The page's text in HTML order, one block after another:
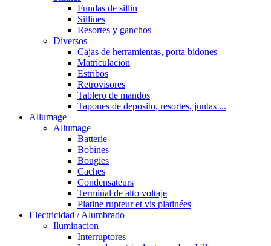
Fundas de sillin
Sillines
Resortes y ganchos
Diversos
Cajas de herramientas, porta bidones
Matriculacion
Estribos
Retrovisores
Tablero de mandos
Tapones de deposito, resortes, juntas ...
Allumage
Allumage
Batterie
Bobines
Bougies
Caches
Condensateurs
Terminal de alto voltaje
Platine rupteur et vis platinées
Electricidad / Alumbrado
Iluminacion
Interruptores